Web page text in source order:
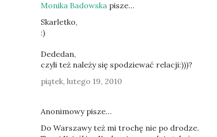
Monika Badowska pisze…
Skarletko,
:)
Dededan,
czyli też należy się spodziewać relacji:)))?
piątek, lutego 19, 2010
Anonimowy pisze…
Do Warszawy też mi trochę nie po drodze.